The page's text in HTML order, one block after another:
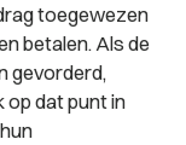
toegewezen
betalen. Als de
gevorderd,
op dat punt in